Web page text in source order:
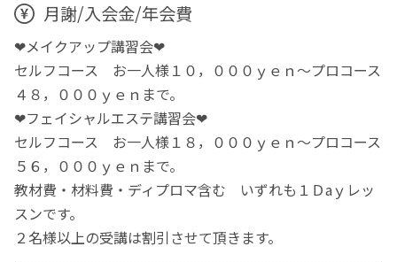
月謝/入会金/年会費
❤メイクアップ講習会❤
セルフコース お一人様１０，０００ｙｅｎ～プロコース
４８，０００ｙｅｎまで。
❤フェイシャルエステ講習会❤
セルフコース お一人様１８，０００ｙｅｎ～プロコース
５６，０００ｙｅｎまで。
教材費・材料費・ディプロマ含む いずれも１Ｄaｙレッ
スンです。
２名様以上の受講は割引させて頂きます。